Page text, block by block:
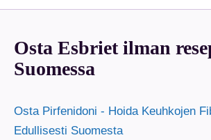
Osta Esbriet ilman
Suomessa
Osta Pirfenidoni - Hoida Keuhkojen
Edullisesti Suomesta